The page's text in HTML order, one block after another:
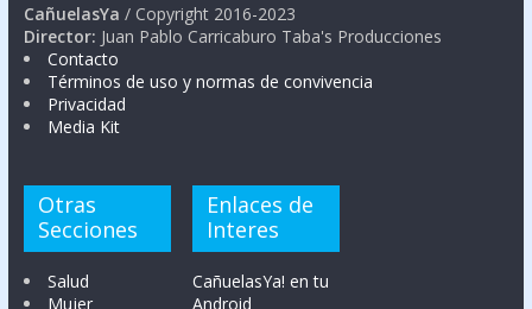
CañuelasYa / Copyright 2016-2023
Director: Juan Pablo Carricaburo Taba's Producciones
Contacto
Términos de uso y normas de convivencia
Privacidad
Media Kit
Otras
Secciones
Salud
Mujer
Enlaces de
Interes
CañuelasYa! en tu
Android